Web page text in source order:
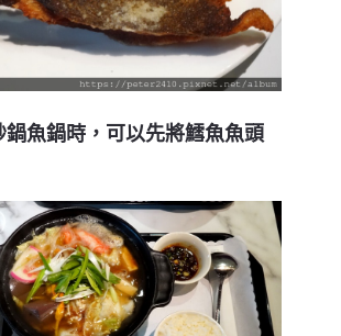
魚鍋時，可以先將鱈魚魚頭